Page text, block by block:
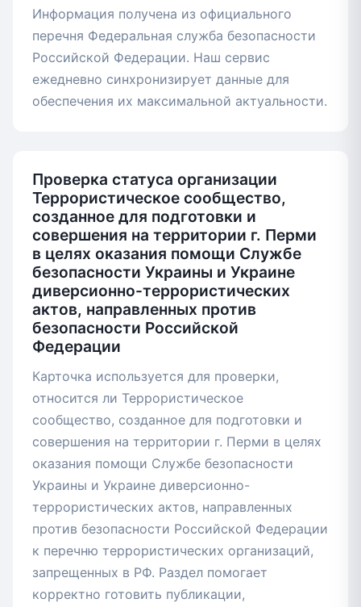
Информация получена из официального
перечня Федеральная служба безопасности
Российской Федерации. Наш сервис
ежедневно синхронизирует данные для
обеспечения их максимальной актуальности.
Проверка статуса организации
Террористическое сообщество,
созданное для подготовки и
совершения на территории г. Перми
в целях оказания помощи Службе
безопасности Украины и Украине
диверсионно-террористических
актов, направленных против
безопасности Российской
Федерации
Карточка используется для проверки,
относится ли Террористическое
сообщество, созданное для подготовки и
совершения на территории г. Перми в целях
оказания помощи Службе безопасности
Украины и Украине диверсионно-
террористических актов, направленных
против безопасности Российской Федерации
к перечню террористических организаций,
запрещенных в РФ. Раздел помогает
корректно готовить публикации,